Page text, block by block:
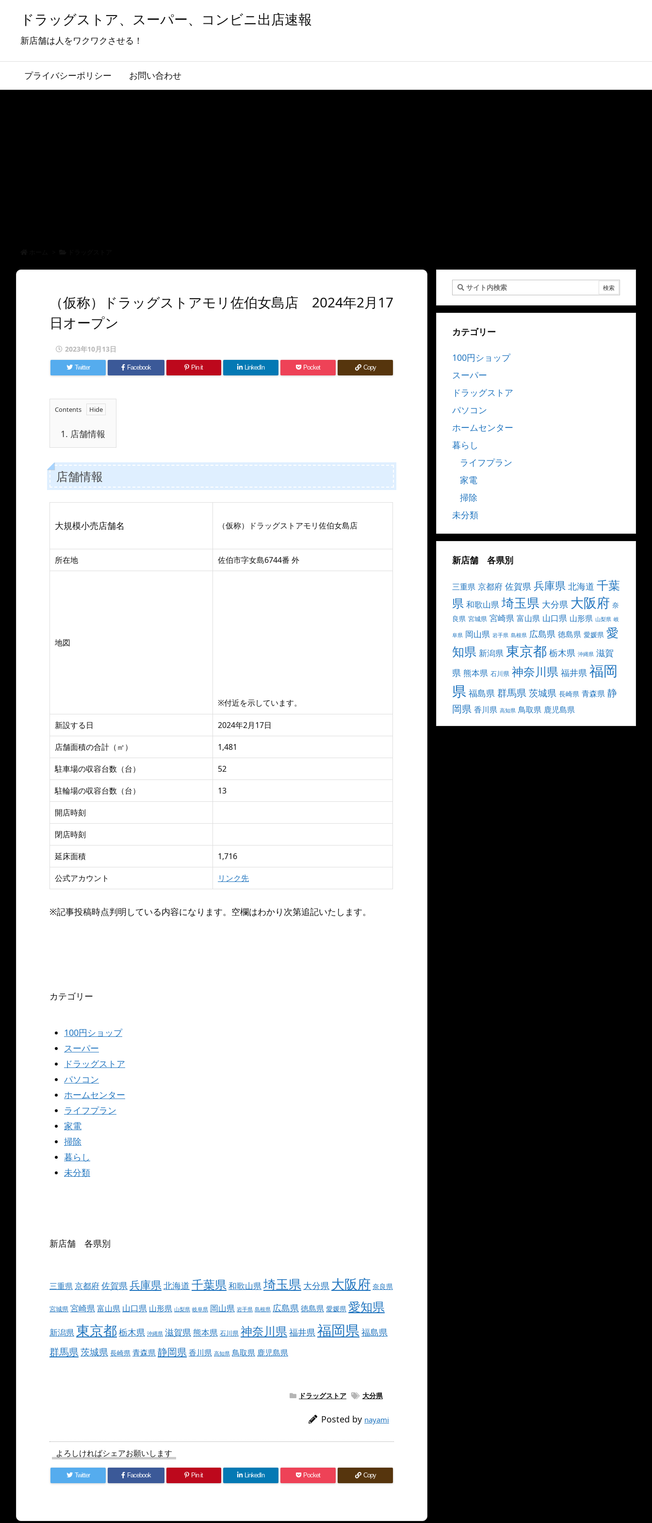
ドラッグストア、スーパー、コンビニ出店速報
新店舗は人をワクワクさせる！
プライバシーポリシー お問い合わせ
（仮称）ドラッグストアモリ佐伯女島店 2024年2月17
日オープン
2023年10月13日
Twitter Facebook Pin it LinkedIn Pocket Copy
Contents
1. 店舗情報
店舗情報
大規模小売店舗名 （仮称）ドラッグストアモリ佐伯女島店
所在地 佐伯市字女島6744番 外
地図
※付近を示しています。
新設する日 2024年2月17日
店舗面積の合計（㎡） 1,481
駐車場の収容台数（台） 52
駐輪場の収容台数（台） 13
開店時刻
閉店時刻
延床面積 1,716
公式アカウント リンク先
※記事投稿時点判明している内容になります。空欄はわかり次第追記いたします。
カテゴリー
100円ショップ
スーパー
ドラッグストア
パソコン
ホームセンター
ライフプラン
家電
掃除
暮らし
未分類
新店舗 各県別
三重県京都府佐賀県 兵庫県北海道 千葉県 和歌山県 埼玉県 大分県 大阪府 奈良県
宮城県 宮崎県 富山県 山口県 山形県 山梨県 岐阜県 岡山県 岩手県 島根県 広島県 徳島県 愛媛県 愛知県
新潟県 東京都 栃木県 沖縄県 滋賀県 熊本県 石川県 神奈川県 福井県 福岡県福島県
群馬県茨城県 長崎県 青森県静岡県 香川県 高知県 鳥取県 鹿児島県
ドラッグストア 大分県
Posted by nayami
よろしければシェアお願いします
Twitter Facebook Pin it LinkedIn Pocket Copy
カテゴリー
100円ショップ
スーパー
ドラッグストア
パソコン
ホームセンター
暮らし
ライフプラン
家電
掃除
未分類
新店舗 各県別
三重県 京都府 佐賀県 兵庫県 北海道 千葉
県 和歌山県 埼玉県 大分県 大阪府 奈
良県 宮城県 宮崎県 富山県 山口県 山形県 山梨県 岐
阜県 岡山県 岩手県 島根県 広島県 徳島県 愛媛県 愛
知県 新潟県 東京都 栃木県 沖縄県 滋賀
県 熊本県 石川県 神奈川県 福井県 福岡
県 福島県 群馬県茨城県 長崎県 青森県 静
岡県 香川県 高知県 鳥取県 鹿児島県